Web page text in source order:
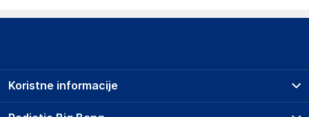
Podatki o proizvajalcu
TelForceOne S.A.
Koristne informacije
Prodajna mesta